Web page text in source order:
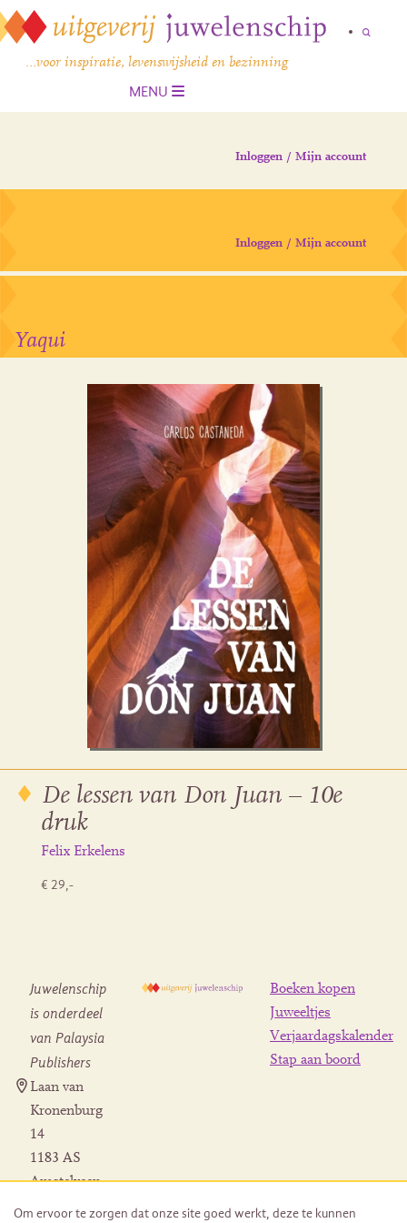
…voor inspiratie, levenswijsheid en bezinning
MENU
Inloggen / Mijn account
Inloggen / Mijn account
Yaqui
De lessen van Don Juan – 10e
druk
Felix Erkelens
€ 29,-
Juwelenschip
is onderdeel
van Palaysia
Publishers
Laan van
Kronenburg
14
1183 AS
Amstelveen
Boeken kopen
Juweeltjes
Verjaardagskalender
Stap aan boord
Om ervoor te zorgen dat onze site goed werkt, deze te kunnen